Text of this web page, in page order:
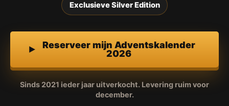
Exclusieve Silver Edition
Reserveer mijn Adventskalender
2026
Sinds 2021 ieder jaar uitverkocht. Levering ruim voor
december.